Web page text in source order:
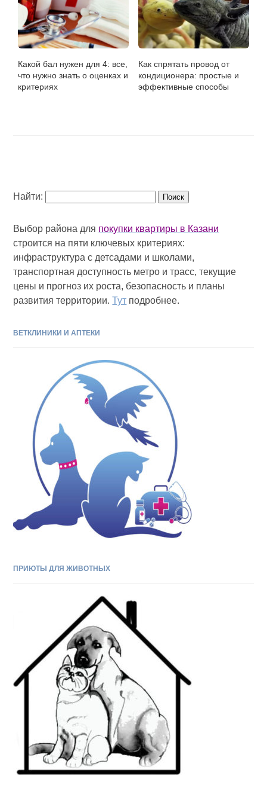
Какой бал нужен для 4: все,
что нужно знать о оценках и
критериях
Как спрятать провод от
кондиционера: простые и
эффективные способы
Найти:
Выбор района для покупки квартиры в Казани
строится на пяти ключевых критериях:
инфраструктура с детсадами и школами,
транспортная доступность метро и трасс, текущие
цены и прогноз их роста, безопасность и планы
развития территории.Тут подробнее.
ВЕТКЛИНИКИ И АПТЕКИ
ПРИЮТЫ ДЛЯ ЖИВОТНЫХ